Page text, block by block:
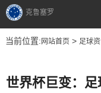
克鲁塞罗
当前位置: 网站首页> 足球
世界杯巨变：